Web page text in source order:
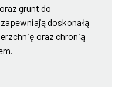
grunt do
doskonałą
oraz chronią